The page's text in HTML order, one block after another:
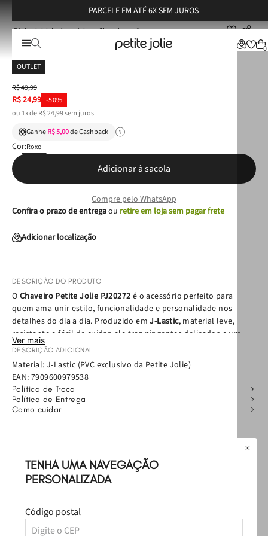
PARCELE EM ATÉ 6X SEM JUROS
TENHA UMA NAVEGAÇÃO
PERSONALIZADA
Código postal
0
Acessórios Chaveiros Chaveiro Petite Jolie Glitter Uva PJ20272
Chaveiro Petite Jolie Glitter Uva PJ20272
OUTLET
R$49,99
R$24,99 -50%
ou 1x deR$24,99sem juros
GanheR$ 5,00de Cashback
Cor:Roxo
Adicionar à sacola
Compre pelo WhatsApp
Confira o prazo de entregaou retire em loja sem pagar frete
Adicionar localização
DESCRIÇÃO DO PRODUTO
O Chaveiro Petite Jolie PJ20272 é o acessório perfeito para
quem ama unir estilo, funcionalidade e personalidade nos
detalhes do dia a dia. Produzido emJ-Lastic, material leve,
resistente e fácil de cuidar, ele traz pingentes delicados e um
mosquetão metálico
Esse modelo é ideal como chaveiro para bolsa , permitindo que
você personalize bolsas, mochilas ou mini bags com um toque
fashion e moderno. Também pode ser usado nas chaves, no
cinto ou em qualquer alça, transformando looks básicos em
Petite Jolie é aquele acessório que faz toda a diferença na hora
de completar o visual ou dar mais brilho às suas peças favoritas,
sendo versátil e funcional para o seu dia a dia.
Principais Benefícios
• Acessório versátil que funciona comochaveiro para bolsaou
Ver mais
DESCRIÇÃO ADICIONAL
Material: J-Lastic (PVC exclusivo da Petite Jolie)
EAN: 7909600979538
Política de Troca
Política de Entrega
Como cuidar
☆☆☆☆☆
Classificação média: 0
Faça login para escrever uma avaliação.